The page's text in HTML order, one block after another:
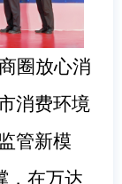
圈放心消
消费环境
管新模
，在万达